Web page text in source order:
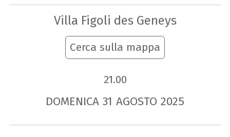
Villa Figoli des Geneys
Cerca sulla mappa
21.00
DOMENICA 31 AGOSTO 2025